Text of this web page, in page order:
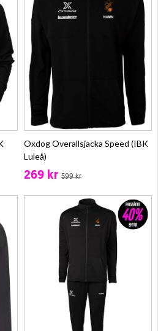
Oxdog Overallsjacka Speed (IBK
Luleå)
269 kr 599 kr